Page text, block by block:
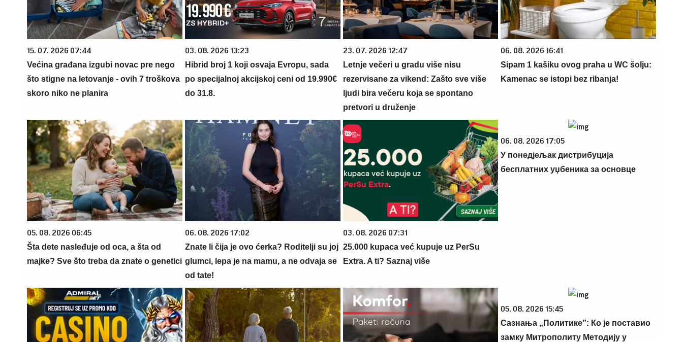
15. 07. 2026 07:44
Većina građana izgubi novac pre nego
što stigne na letovanje - ovih 7 troškova
skoro niko ne planira
03. 08. 2026 13:23
Hibrid broj 1 koji osvaja Evropu, sada
po specijalnoj akcijskoj ceni od 19.990€
do 31.8.
23. 07. 2026 12:47
Letnje večeri u gradu više nisu
rezervisane za vikend: Zašto sve više
ljudi bira večeru koja se spontano
pretvori u druženje
06. 08. 2026 16:41
Sipam 1 kašiku ovog praha u WC šolju:
Kamenac se istopi bez ribanja!
05. 08. 2026 06:45
Šta dete nasleđuje od oca, a šta od
majke? Sve što treba da znate o genetici
06. 08. 2026 17:02
Znate li čija je ovo ćerka? Roditelji su joj
glumci, lepa je na mamu, a ne odvaja se
od tate!
03. 08. 2026 07:31
25.000 kupaca već kupuje uz PerSu
Extra. A ti? Saznaj više
06. 08. 2026 17:05
У понедјељак дистрибуција
бесплатних уџбеника за основце
05. 08. 2026 15:45
Сазнања „Политике”: Ко је поставио
замку Митрополиту Методију у